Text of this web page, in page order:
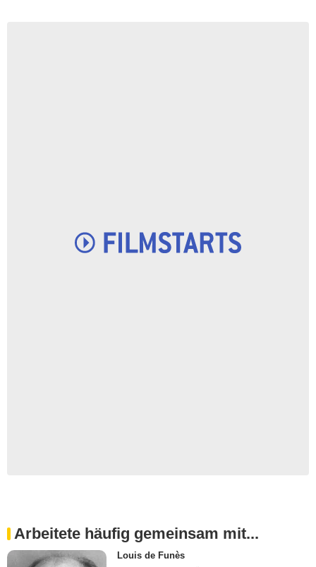
Arbeitete häufig gemeinsam mit...
Louis de Funès